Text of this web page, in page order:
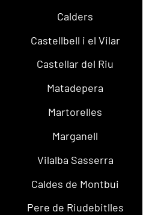
Calders
Castellbell i el Vilar
Castellar del Riu
Matadepera
Martorelles
Marganell
Vilalba Sasserra
Caldes de Montbui
Pere de Riudebitlles